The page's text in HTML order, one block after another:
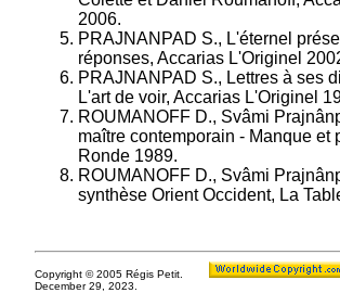
2006.
PRAJNANPAD S., L'éternel
réponses, Accarias L'Originel
PRAJNANPAD S., Lettres à ses
L'art de voir, Accarias L'Originel
ROUMANOFF D., Svâmi
maître contemporain - Manque et
Ronde 1989.
ROUMANOFF D., Svâmi
synthèse Orient Occident, La
Copyright © 2005 Régis Petit.
December 29, 2023.